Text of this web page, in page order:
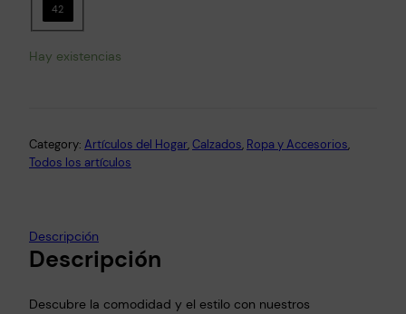
42
Hay existencias
Category: Artículos del Hogar, Calzados, Ropa y Accesorios
Todos los artículos
Descripción
Descripción
Descubre la comodidad y el estilo con nuestros